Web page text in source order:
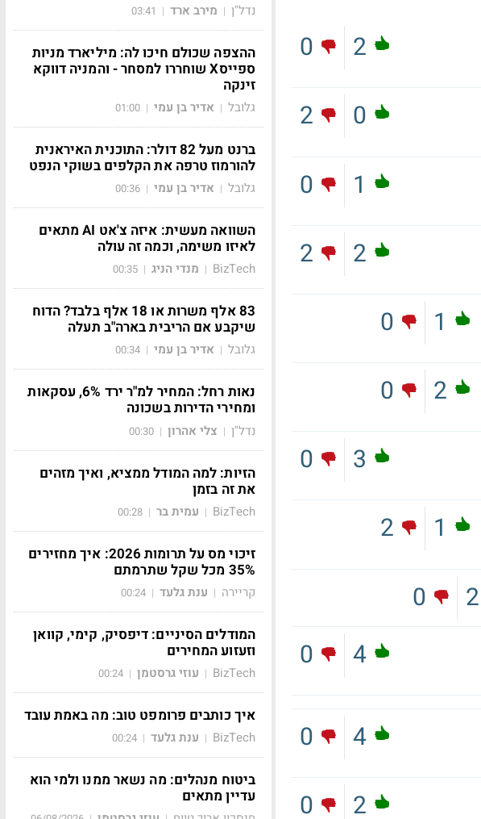
2
0
0
2
1
0
2
2
1
0
2
0
3
0
1
2
2
0
4
0
4
0
2
0
נדל"ן | מירב ארד |
03:41
ההצפה שכולם חיכו לה: מיליארד מניות
ספייסX שוחררו למסחר - והמניה דווקא
זינקה
גלובל | אדיר בן עמי |
01:00
ברנט מעל 82 דולר: התוכנית האיראנית
להורמוז טרפה את הקלפים בשוקי הנפט
גלובל | אדיר בן עמי |
00:36
השוואה מעשית: איזה צ'אט AI מתאים
לאיזו משימה, וכמה זה עולה
BizTech
| מנדי הניג |
00:35
83 אלף משרות או 18 אלף בלבד? הדוח
שיקבע אם הריבית בארה"ב תעלה
גלובל | אדיר בן עמי |
00:34
נאות רחל: המחיר למ"ר ירד 6%, עסקאות
ומחירי הדירות בשכונה
נדל"ן | צלי אהרון |
00:30
הזיות: למה המודל ממציא, ואיך מזהים
את זה בזמן
BizTech
| עמית בר |
00:28
זיכוי מס על תרומות 2026: איך מחזירים
35% מכל שקל שתרמתם
קריירה | ענת גלעד |
00:24
המודלים הסיניים: דיפסיק, קימי, קוואן
וזעזוע המחירים
BizTech
| עוזי גרסטמן |
00:24
איך כותבים פרומפט טוב: מה באמת עובד
BizTech
| ענת גלעד |
00:24
ביטוח מנהלים: מה נשאר ממנו ולמי הוא
עדיין מתאים